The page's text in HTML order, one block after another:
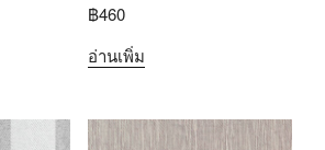
฿460
อ่านเพิ่ม